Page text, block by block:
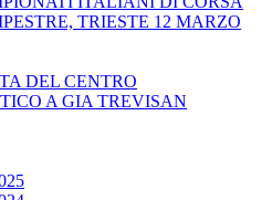
TRIESTE 12 MARZO
DEL CENTRO
A GIA TREVISAN